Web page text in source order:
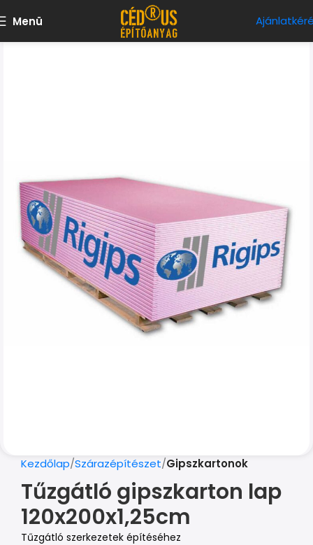
Menü
Kezdőlap Szárazépítészet Gipszkartonok
Tűzgátló gipszkarton lap
120x200x1,25cm
Tűzgátló szerkezetek építéséhez